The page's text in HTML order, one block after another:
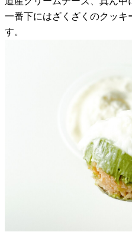
一番下にはざくざくのクッキ
す。